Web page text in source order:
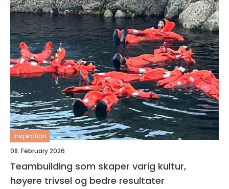
inspiration
08. February 2026
Teambuilding som skaper varig kultur,
høyere trivsel og bedre resultater